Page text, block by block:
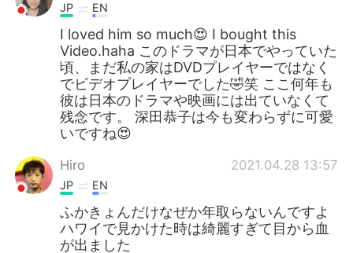
JP EN
I loved him so much😍 I bought this
Video.haha このドラマが日本でやっていた
頃、まだ私の家はDVDプレイヤーではなく
でビデオプレイヤーでした🤣笑 ここ何年も
彼は日本のドラマや映画には出ていなくて
残念です。 深田恭子は今も変わらずに可愛
いですね😍
Hiro 2021.04.28 13:57
JP EN
ふかきょんだけなぜか年取らないんですよ
ハワイで見かけた時は綺麗すぎて目から血
が出ました